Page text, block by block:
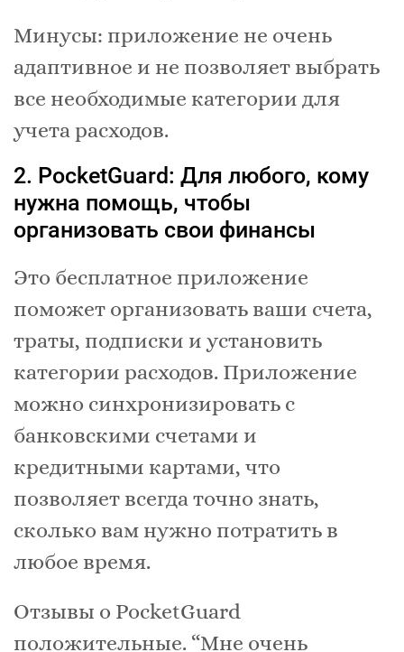
Минусы: приложение не очень
адаптивное и не позволяет выбрать
все необходимые категории для
учета расходов.
2. PocketGuard: Для любого, кому
нужна помощь, чтобы
организовать свои финансы
Это бесплатное приложение
поможет организовать ваши счета,
траты, подписки и установить
категории расходов. Приложение
можно синхронизировать с
банковскими счетами и
кредитными картами, что
позволяет всегда точно знать,
сколько вам нужно потратить в
любое время.
Отзывы о PocketGuard
положительные. “Мне очень